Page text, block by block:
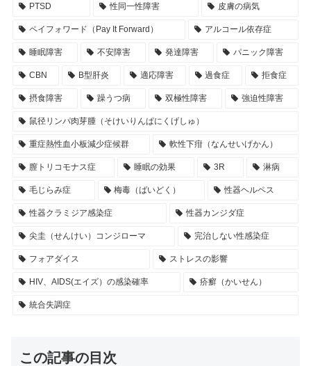
PTSD 性同一性障害 皮膚の病気
ペイフォワード（Pay It Forward） アルコール依存症
睡眠障害 不安障害 発達障害 パニック障害
CBN B型肝炎 適応障害 過食症 拒食症
摂食障害 躁うつ病 双極性障害 強迫性障害
鼠径リンパ肉芽腫（そけいりんぱにくげしゅ）
重症熱性血小板減少症候群 軟性下疳（なんせいげかん）
膣トリコモナス症 睡眠の効果 3R 淋病
毛じらみ症 梅毒（ばいどく） 性器ヘルペス
性器クラミジア感染症 性器カンジダ症
尖圭（せんけい）コンジローマ 完治しない性感染症
フォアダイス ストレスの影響
HIV、AIDS(エイズ）の感染確率 疥癬（かいせん）
統合失調症
この記事の目次